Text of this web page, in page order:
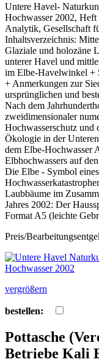
Untere Havel-
Hochwasser 2002,
Analytik, Gesellschaft
Inhaltsverzeichnis:
Glaziale und holozäne
unterer Havel und
im Elbe-Havelwinkel +
+ Anmerkungen zur
ursprünglichen und
Nach dem
zweidimensionaler
Hochwasserschutz und
Ökologie in der
dem Elbe-Hochwasser
Elbhochwassers auf
Die Elbe - Symbol
Laubbäume im
Jahres 2002: Der
Format A5 (leichte
Preis/
vergrößern
bestellen:
Pottasche
Betriebe Kali